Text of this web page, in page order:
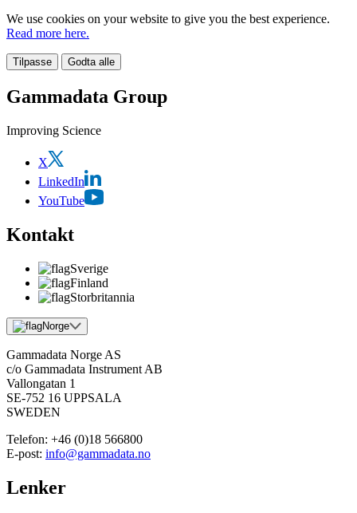
We use cookies on your website to give you the best experience.
Read more here.
Tilpasse Godta alle
Gammadata Group
Improving Science
X
LinkedIn
YouTube
Kontakt
Sverige
Finland
Storbritannia
Norge
Gammadata Norge AS
c/o Gammadata Instrument AB
Vallongatan 1
SE-752 16 UPPSALA
SWEDEN
Telefon: +46 (0)18 566800
E-post: info@gammadata.no
Lenker